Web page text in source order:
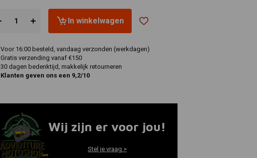
In winkelwagen
Voor 16:00 besteld, vandaag verzonden (werkdagen)
Gratis verzending vanaf €150
30 dagen bedenktijd, makkelijk retourneren
Klanten geven ons een 9,2/10
Wij zijn er voor jou!
Stel je vraag >